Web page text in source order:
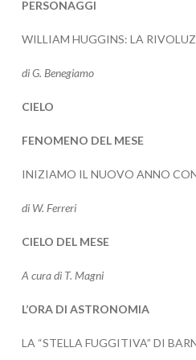
PERSONAGGI
WILLIAM HUGGINS: LA
di G. Benegiamo
CIELO
FENOMENO DEL MESE
INIZIAMO IL NUOVO ANNO
di W. Ferreri
CIELO DEL MESE
A cura di T. Magni
L’ORA DI ASTRONOMIA
LA “STELLA FUGGITIVA” DI